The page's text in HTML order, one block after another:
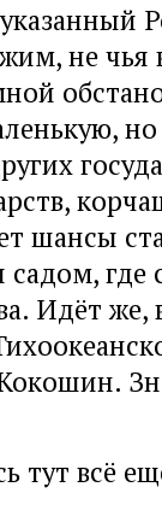
не чья
шансы
где
Идёт же,
тут всё